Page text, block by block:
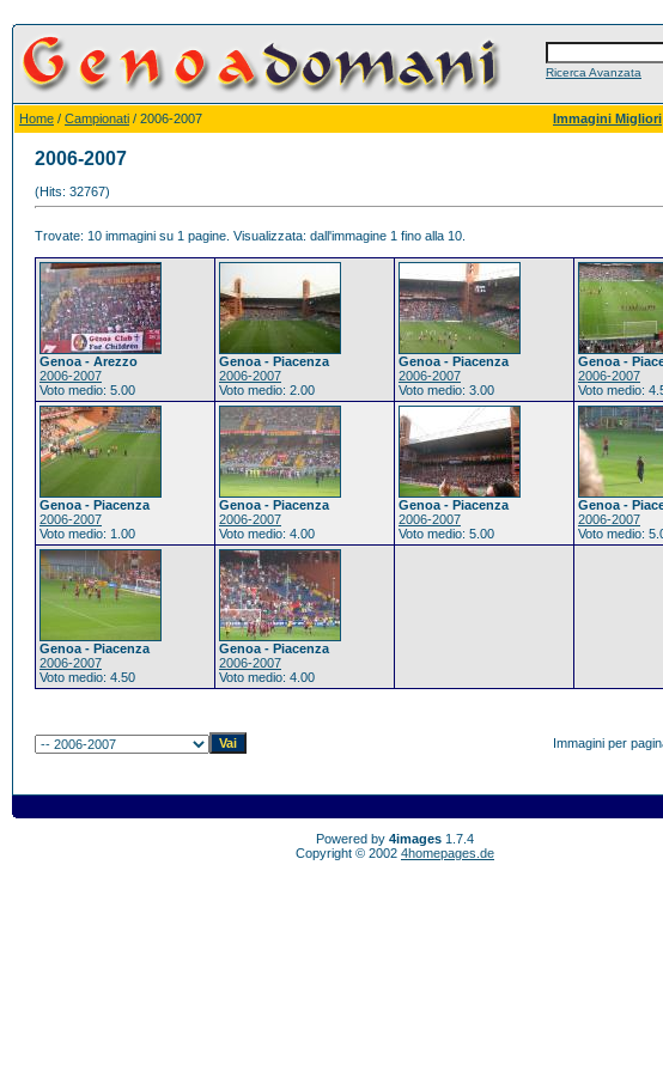
Ricerca Avanzata
Home / Campionati / 2006-2007 Immagini Migliori
2006-2007
(Hits: 32767)
Trovate: 10 immagini su 1 pagine. Visualizzata: dall'immagine 1 fino alla 10.
Genoa - Arezzo
2006-2007
Voto medio: 5.00
Genoa - Piacenza
2006-2007
Voto medio: 2.00
Genoa - Piacenza
2006-2007
Voto medio: 3.00
Genoa -
2006-2007
Voto medio:
Genoa - Piacenza
2006-2007
Voto medio: 1.00
Genoa - Piacenza
2006-2007
Voto medio: 4.00
Genoa - Piacenza
2006-2007
Voto medio: 5.00
Genoa -
2006-2007
Voto medio:
Genoa - Piacenza
2006-2007
Voto medio: 4.50
Genoa - Piacenza
2006-2007
Voto medio: 4.00
Immagini per
Powered by 4images 1.7.4
Copyright © 2002 4homepages.de